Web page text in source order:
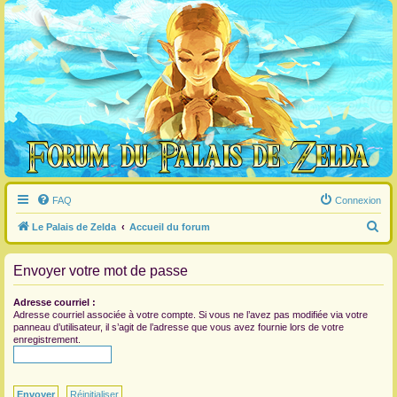
FAQ Connexion
Le Palais de Zelda Accueil du forum
e
Envoyer votre mot de passe
Adresse courriel :
Adresse courriel associée à votre compte. Si vous ne l’avez pas modifiée via votre
panneau d’utilisateur, il s’agit de l’adresse que vous avez fournie lors de votre
enregistrement.